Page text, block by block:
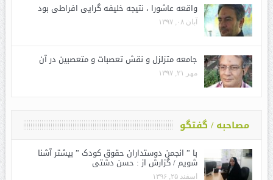
واقعه عاشورا ، نتیجه خلیفه گرایی افراطی بود
آبان ۰۸, ۱۳۹۷
جامعه متزلزل و نقش تعصبات و متعصبین در آن
مهر ۲۱, ۱۳۹۷
مصاحبه / گفتگو
با ” انجمن دوستداران حقوق کودک ” بیشتر آشنا
شویم / گزارش از : حسن دشتی
اسفند ۲۵, ۱۳۹۶